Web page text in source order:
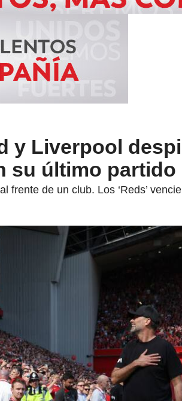
y Liverpool
su último partido
frente de un club. Los ‘Reds’